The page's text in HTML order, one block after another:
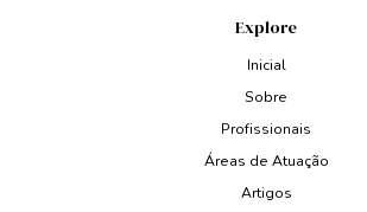
Explore
Inicial
Sobre
Profissionais
Áreas de Atuação
Artigos